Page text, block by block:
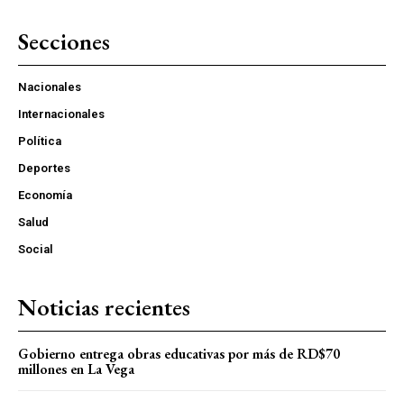
Secciones
Nacionales
Internacionales
Política
Deportes
Economía
Salud
Social
Noticias recientes
Gobierno entrega obras educativas por más de RD$70
millones en La Vega